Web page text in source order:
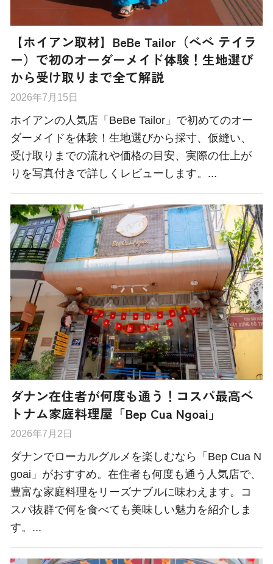
【ホイアン取材】BeBe Tailor（べべ テイラ
ー）で初のオーダーメイド体験！生地選び
から受け取りまで全て解説
2026年7月15日
ホイアンの人気店「BeBe Tailor」で初めてのオー
ダーメイドを体験！生地選びから採寸、仮縫い、
受け取りまでの流れや価格の目安、実際の仕上が
りを写真付きで詳しくレビューします。...
ダナン在住者が何度も通う！コスパ最高ベ
トナム家庭料理屋「Bep Cua Ngoai」
2026年7月2日
ダナンでローカルグルメを楽しむなら「Bep Cua N
goai」がおすすめ。在住者も何度も通う人気店で、
豊富な家庭料理をリーズナブルに味わえます。コ
スパ抜群で何を食べても美味しい魅力を紹介しま
す。...